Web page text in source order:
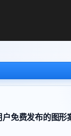
免费发布的图形